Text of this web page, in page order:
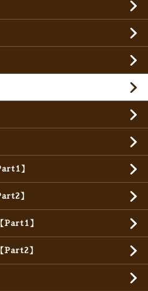
】
】
Part1】
Part2】